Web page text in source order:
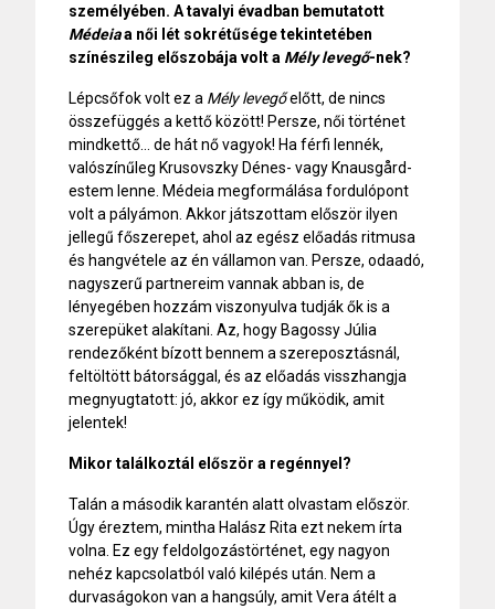
személyében. A tavalyi évadban bemutatott
Médeiaa női lét sokrétűsége tekintetében
színészileg előszobája volt a Mély levegő-nek?
Lépcsőfok volt ez a Mély levegőelőtt, de nincs
összefüggés a kettő között! Persze, női történet
mindkettő… de hát nő vagyok! Ha férfi lennék,
valószínűleg Krusovszky Dénes- vagy Knausgård-
estem lenne. Médeia megformálása fordulópont
volt a pályámon. Akkor játszottam először ilyen
jellegű főszerepet, ahol az egész előadás ritmusa
és hangvétele az én vállamon van. Persze, odaadó,
nagyszerű partnereim vannak abban is, de
lényegében hozzám viszonyulva tudják ők is a
szerepüket alakítani. Az, hogy Bagossy Júlia
rendezőként bízott bennem a szereposztásnál,
feltöltött bátorsággal, és az előadás visszhangja
megnyugtatott: jó, akkor ez így működik, amit
jelentek!
Mikor találkoztál először a regénnyel?
Talán a második karantén alatt olvastam először.
Úgy éreztem, mintha Halász Rita ezt nekem írta
volna. Ez egy feldolgozástörténet, egy nagyon
nehéz kapcsolatból való kilépés után. Nem a
durvaságokon van a hangsúly, amit Vera átélt a